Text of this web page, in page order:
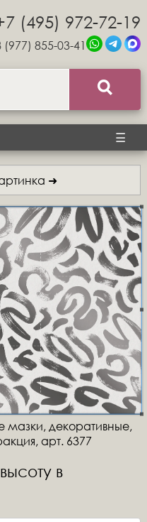
(495) 972-72-19
(977) 855-03-41
☰
➜
декоративные,
арт. 6377
в